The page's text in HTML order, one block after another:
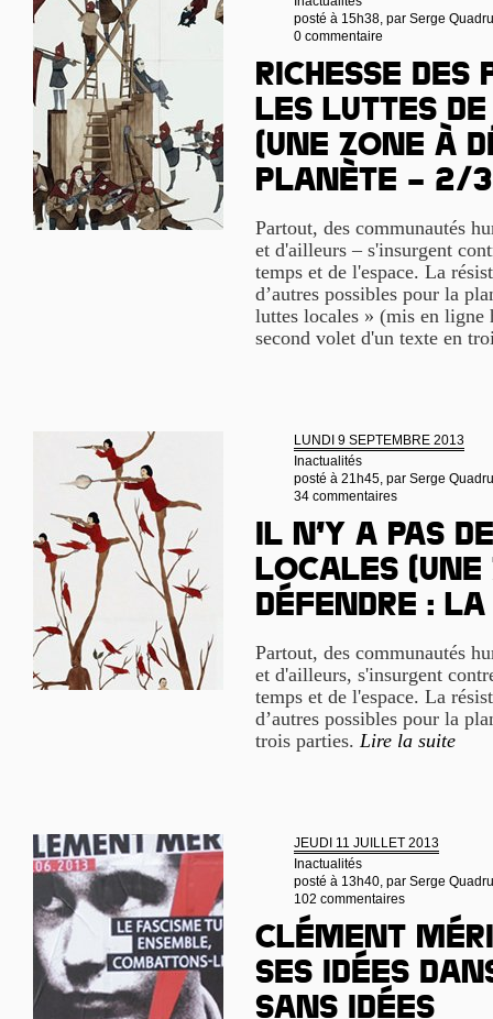
posté à 15h38, par Serge
0 commentaire
Richesse
les luttes
(Une Zone à
Planète – 2/
Partout, des communautés
et d'ailleurs – s'insurgent
temps et de l'espace. La
d’autres possibles pour la
luttes locales » (mis en
second volet d'un texte en
LUNDI 9 SEPTEMBRE 2013
Inactualités
posté à 21h45, par Serge
34 commentaires
Il n’y a pas
locales (Une
Défendre :
Partout, des communautés
et d'ailleurs, s'insurgent
temps et de l'espace. La
d’autres possibles pour la
trois parties. Lire la suite
JEUDI 11 JUILLET 2013
Inactualités
posté à 13h40, par Serge
102 commentaires
Clément
ses idées
sans idées